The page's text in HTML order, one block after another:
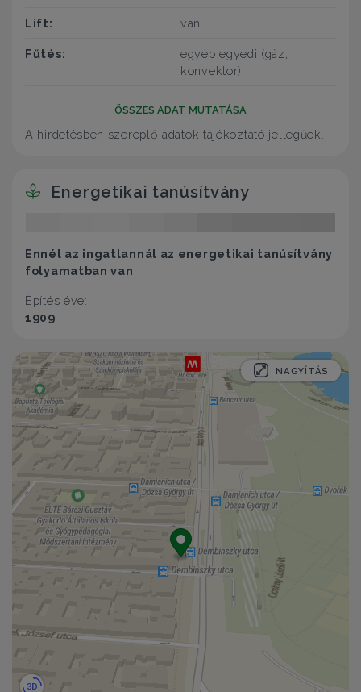
Lift: van
Fűtés:
egyéb egyedi (gáz,
konvektor)
ÖSSZES ADAT MUTATÁSA
A hirdetésben szereplő adatok tájékoztató jellegűek.
Energetikai tanúsítvány
Ennél az ingatlannál az energetikai tanúsítvány
folyamatban van
Építés éve:
1909
NAGYÍTÁS